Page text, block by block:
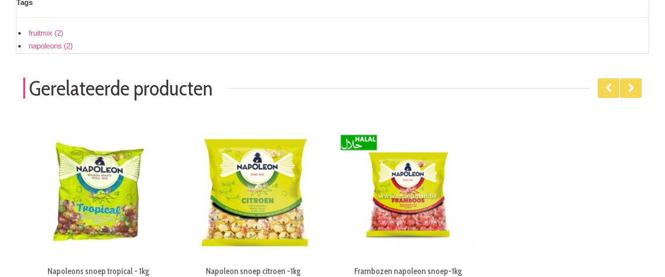
Tags
fruitmix (2)
napoleons (2)
Gerelateerde producten
Napoleons snoep tropical - 1kg Napoleon snoep citroen -1kg Frambozen napoleon snoep-1kg